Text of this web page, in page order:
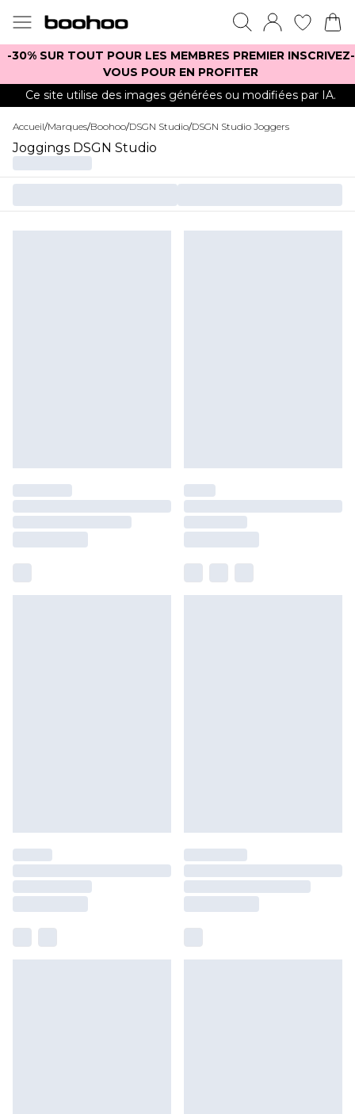
-30% SUR TOUT POUR LES MEMBRES PREMIER INSCRIVEZ-
VOUS POUR EN PROFITER
Ce site utilise des images générées ou modifiées par IA.
Accueil/Marques/Boohoo/DSGN Studio/DSGN Studio Joggers
Joggings DSGN Studio